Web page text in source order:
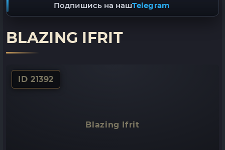
Подпишись на нашTelegram
BLAZING IFRIT
ID 21392
Blazing Ifrit